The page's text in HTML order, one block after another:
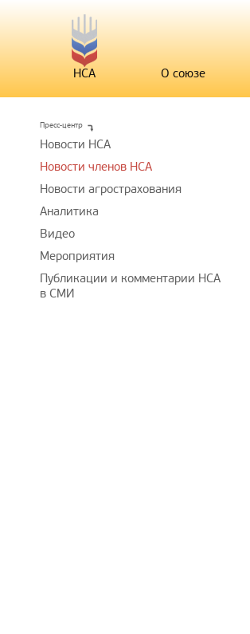
НСА О союзе
Пресс-центр
Новости НСА
Новости членов НСА
Новости агрострахования
Аналитика
Видео
Мероприятия
Публикации и комментарии НСА
в СМИ